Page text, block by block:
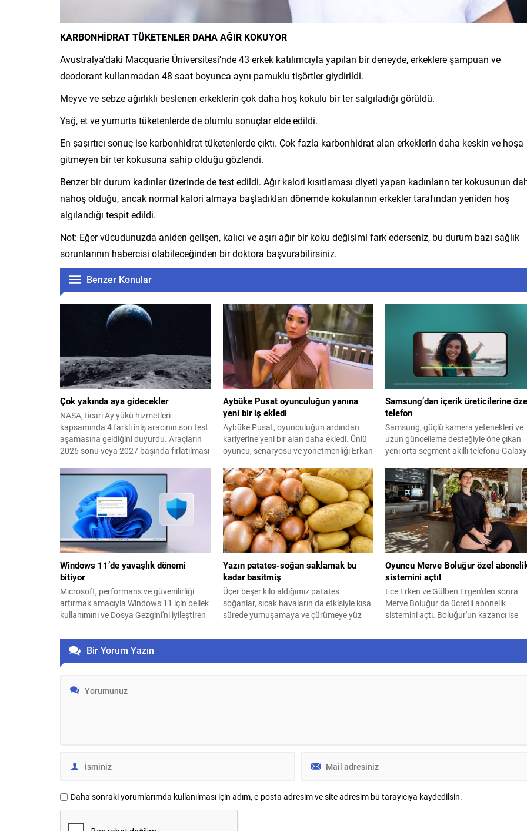
KARBONHİDRAT TÜKETENLER DAHA AĞIR KOKUYOR
Avustralya’daki Macquarie Üniversitesi’nde 43 erkek katılımcıyla yapılan bir deneyde, erkeklere şampuan ve
deodorant kullanmadan 48 saat boyunca aynı pamuklu tişörtler giydirildi.
Meyve ve sebze ağırlıklı beslenen erkeklerin çok daha hoş kokulu bir ter salgıladığı görüldü.
Yağ, et ve yumurta tüketenlerde de olumlu sonuçlar elde edildi.
En şaşırtıcı sonuç ise karbonhidrat tüketenlerde çıktı. Çok fazla karbonhidrat alan erkeklerin daha keskin ve hoşa
gitmeyen bir ter kokusuna sahip olduğu gözlendi.
Benzer bir durum kadınlar üzerinde de test edildi. Ağır kalori kısıtlaması diyeti yapan kadınların ter kokusunun
nahoş olduğu, ancak normal kalori almaya başladıkları dönemde kokularının erkekler tarafından yeniden hoş
algılandığı tespit edildi.
Not: Eğer vücudunuzda aniden gelişen, kalıcı ve aşırı ağır bir koku değişimi fark ederseniz, bu durum bazı sağlık
sorunlarının habercisi olabileceğinden bir doktora başvurabilirsiniz.
Benzer Konular
Çok yakında aya gidecekler
NASA, ticari Ay yükü hizmetleri
kapsamında 4 farklı iniş aracının son test
aşamasına geldiğini duyurdu. Araçların
2026 sonu veya 2027 başında fırlatılması
Aybüke Pusat oyunculuğun yanına
yeni bir iş ekledi
Aybüke Pusat, oyunculuğun ardından
kariyerine yeni bir alan daha ekledi. Ünlü
oyuncu, senaryosu ve yönetmenliği Erkan
hem başrolünü üstlendi hem de
yapımcılığını yaparak kamera arkasına
geçti.
Samsung’dan içerik üreticilerine
telefon
Samsung, güçlü kamera yetenekleri ve
uzun güncelleme desteğiyle öne çıkan
yeni orta segment akıllı telefonu Galaxy
Windows 11’de yavaşlık dönemi
bitiyor
Microsoft, performans ve güvenilirliği
artırmak amacıyla Windows 11 için bellek
kullanımını ve Dosya Gezgini'ni iyileştiren
Yazın patates-soğan saklamak bu
kadar basitmiş
Üçer beşer kilo aldığımız patates
soğanlar, sıcak havaların da etkisiyle kısa
sürede yumuşamaya ve çürümeye yüz
patates-soğan saklama yöntemleri ise
basitmiş...
Oyuncu Merve Boluğur özel
sistemini açtı!
Ece Erken ve Gülben Ergen'den sonra
Merve Boluğur da ücretli abonelik
sistemini açtı. Boluğur'un kazancı ise
Bir Yorum Yazın
Daha sonraki yorumlarımda kullanılması için adım, e-posta adresim ve site adresim bu tarayıcıya kaydedilsin.